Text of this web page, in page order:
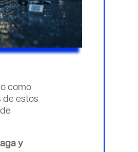
como
de estos
y